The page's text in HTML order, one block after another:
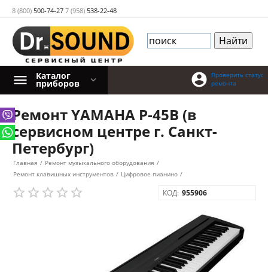
8 (800) 500-74-27 7 (958) 538-22-48
Проверить статус
ремонта

Каталог
приборов
Ремонт YAMAHA P-45B (в
сервисном центре г. Санкт-
Петербург)
Главная / Ремонт музыкального оборудования /
Ремонт клавишных инструментов / Цифровое пианино /
КОД: 955906